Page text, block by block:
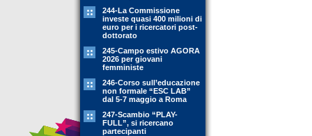
244-La Commissione
investe quasi 400 milioni di
euro per i ricercatori post-
dottorato
245-Campo estivo AGORA
2026 per giovani
femministe
246-Corso sull’educazione
non formale “ESC LAB”
dal 5-7 maggio a Roma
247-Scambio “PLAY-
FULL”, si ricercano
partecipanti